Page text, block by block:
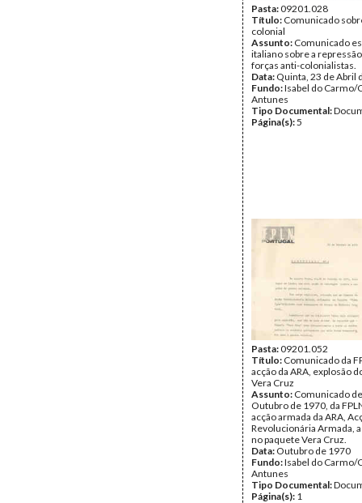
Pasta:09201.028
Título: Comunicado
colonial
Assunto: Comunicado
italiano sobre a
forças anti-colonialistas.
Data: Quinta, 23 de Abril
Fundo:Isabel do Carmo/
Antunes
Tipo Documental:
Página(s):5
Pasta:09201.052
Título: Comunicado da
acção da ARA, explosão
Vera Cruz
Assunto: Comunicado
Outubro de 1970, da
acção armada da ARA,
Revolucionária Armada,
no paquete Vera Cruz.
Data: Outubro de 1970
Fundo:Isabel do Carmo/
Antunes
Tipo Documental:
Página(s): 1